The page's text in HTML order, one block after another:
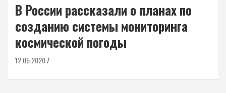
В России рассказали о планах по
созданию системы мониторинга
космической погоды
12.05.2020